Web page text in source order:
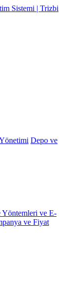
Depo ve
Yöntemleri ve E-
ve Fiyat